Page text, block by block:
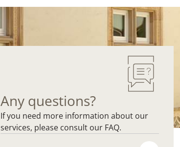
Any questions?
If you need more information about our
services, please consult our FAQ.